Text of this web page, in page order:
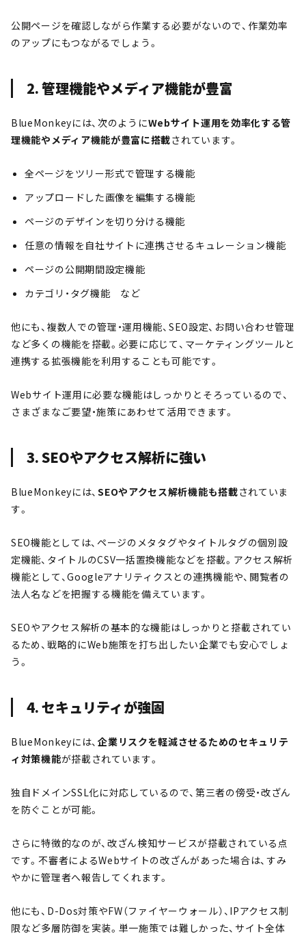
公開ページを確認しながら作業する必要がないので、作業効率
のアップにもつながるでしょう。
2. 管理機能やメディア機能が豊富
BlueMonkeyには、次のようにWebサイト運用を効率化する管
理機能やメディア機能が豊富に搭載されています。
全ページをツリー形式で管理する機能
アップロードした画像を編集する機能
ページのデザインを切り分ける機能
任意の情報を自社サイトに連携させるキュレーション機能
ページの公開期間設定機能
カテゴリ・タグ機能 など
他にも、複数人での管理・運用機能、SEO設定、お問い合わせ管理
など多くの機能を搭載。必要に応じて、マーケティングツールと
連携する拡張機能を利用することも可能です。
Webサイト運用に必要な機能はしっかりとそろっているので、
さまざまなご要望・施策にあわせて活用できます。
3. SEOやアクセス解析に強い
BlueMonkeyには、SEOやアクセス解析機能も搭載されていま
す。
SEO機能としては、ページのメタタグやタイトルタグの個別設
定機能、タイトルのCSV一括置換機能などを搭載。アクセス解析
機能として、Googleアナリティクスとの連携機能や、閲覧者の
法人名などを把握する機能を備えています。
SEOやアクセス解析の基本的な機能はしっかりと搭載されてい
るため、戦略的にWeb施策を打ち出したい企業でも安心でしょ
う。
4. セキュリティが強固
BlueMonkeyには、企業リスクを軽減させるためのセキュリテ
ィ対策機能が搭載されています。
独自ドメインSSL化に対応しているので、第三者の傍受・改ざん
を防ぐことが可能。
さらに特徴的なのが、改ざん検知サービスが搭載されている点
です。不審者によるWebサイトの改ざんがあった場合は、すみ
やかに管理者へ報告してくれます。
他にも、D-Dos対策やFW（ファイヤーウォール）、IPアクセス制
限など多層防御を実装。単一施策では難しかった、サイト全体